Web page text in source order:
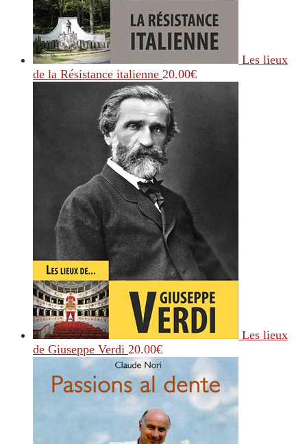
Les lieux
de la Résistance italienne 20.00€
Les lieux
de Giuseppe Verdi 20.00€